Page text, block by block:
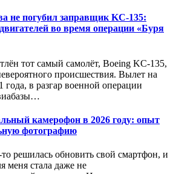
не погубил заправщик KC-135:
во время операции «Буря
тот самый самолёт, Boeing KC-135,
происшествия. Вылет на
года, в разгар военной операции
камерофон в 2026 году: опыт
фотографию
решилась обновить свой смартфон, и
меня стала даже не